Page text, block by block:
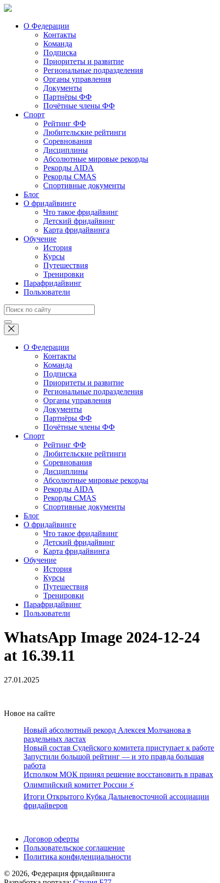
О Федерации
Контакты
Команда
Подписка
Приоритеты и развитие
Региональные подразделения
Органы управления
Документы
Партнёры ФФ
Почётные члены ФФ
Спорт
Рейтинг ФФ
Любительские рейтинги
Соревнования
Дисциплины
Абсолютные мировые рекорды
Рекорды AIDA
Рекорды CMAS
Спортивные документы
Блог
О фридайвинге
Что такое фридайвинг
Детский фридайвинг
Карта фридайвинга
Обучение
История
Курсы
Путешествия
Тренировки
Парафридайвинг
Пользователи
О Федерации
Контакты
Команда
Подписка
Приоритеты и развитие
Региональные подразделения
Органы управления
Документы
Партнёры ФФ
Почётные члены ФФ
Спорт
Рейтинг ФФ
Любительские рейтинги
Соревнования
Дисциплины
Абсолютные мировые рекорды
Рекорды AIDA
Рекорды CMAS
Спортивные документы
Блог
О фридайвинге
Что такое фридайвинг
Детский фридайвинг
Карта фридайвинга
Обучение
История
Курсы
Путешествия
Тренировки
Парафридайвинг
Пользователи
WhatsApp Image 2024-12-24
at 16.39.11
27.01.2025
Новое на сайте
Новый абсолютный рекорд Алексея Молчанова в
раздельных ластах
Новый состав Судейского комитета приступает к работе
Запустили большой рейтинг — и это правда большая
работа
Исполком МОК принял решение восстановить в правах
Олимпийский комитет России ⚡️
Итоги Открытого Кубка Дальневосточной ассоциации
фридайверов
Договор оферты
Пользовательское соглашение
Политика конфиденциальности
© 2026, Федерация фридайвинга